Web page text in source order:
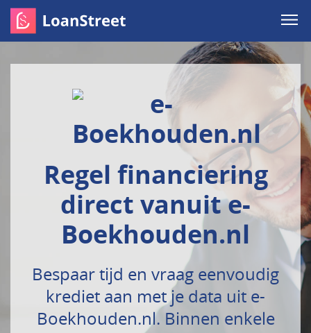
Regel financiering
direct vanuit e-
Boekhouden.nl
Bespaar tijd en vraag eenvoudig
krediet aan met je data uit e-
Boekhouden.nl. Binnen enkele